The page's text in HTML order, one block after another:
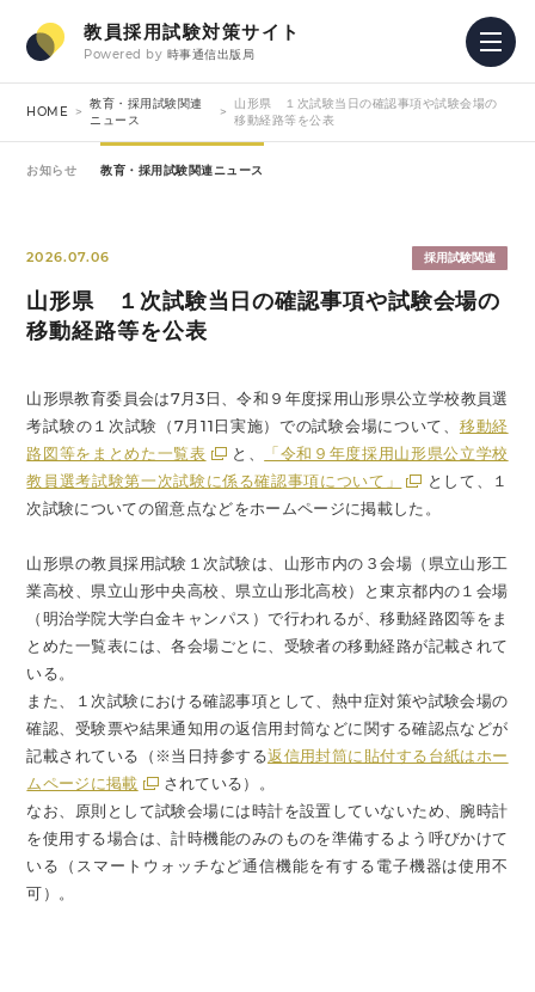
教員採用試験対策サイト
Powered by 時事通信出版局
HOME
教育・採用試験関連
ニュース
山形県 １次試験当日の確認事項や試験会場の
移動経路等を公表
お知らせ 教育・採用試験関連ニュース
2026.07.06 採用試験関連
山形県 １次試験当日の確認事項や試験会場の
移動経路等を公表
山形県教育委員会は7月3日、令和９年度採用山形県公立学校教員選
考試験の１次試験（7月11日実施）での試験会場について、 移動経
路図等をまとめた一覧表
と、
「令和９年度採用山形県公立学校
教員選考試験第一次試験に係る確認事項について」
として、１
次試験についての留意点などをホームページに掲載した。
山形県の教員採用試験１次試験は、山形市内の３会場（県立山形工
業高校、県立山形中央高校、県立山形北高校）と東京都内の１会場
（明治学院大学白金キャンパス）で行われるが、移動経路図等をま
とめた一覧表には、各会場ごとに、受験者の移動経路が記載されて
いる。
また、１次試験における確認事項として、熱中症対策や試験会場の
確認、受験票や結果通知用の返信用封筒などに関する確認点などが
記載されている（※当日持参する返信用封筒に貼付する台紙はホー
ムページに掲載
されている）。
なお、原則として試験会場には時計を設置していないため、腕時計
を使用する場合は、計時機能のみのものを準備するよう呼びかけて
いる（スマートウォッチなど通信機能を有する電子機器は使用不
可）。